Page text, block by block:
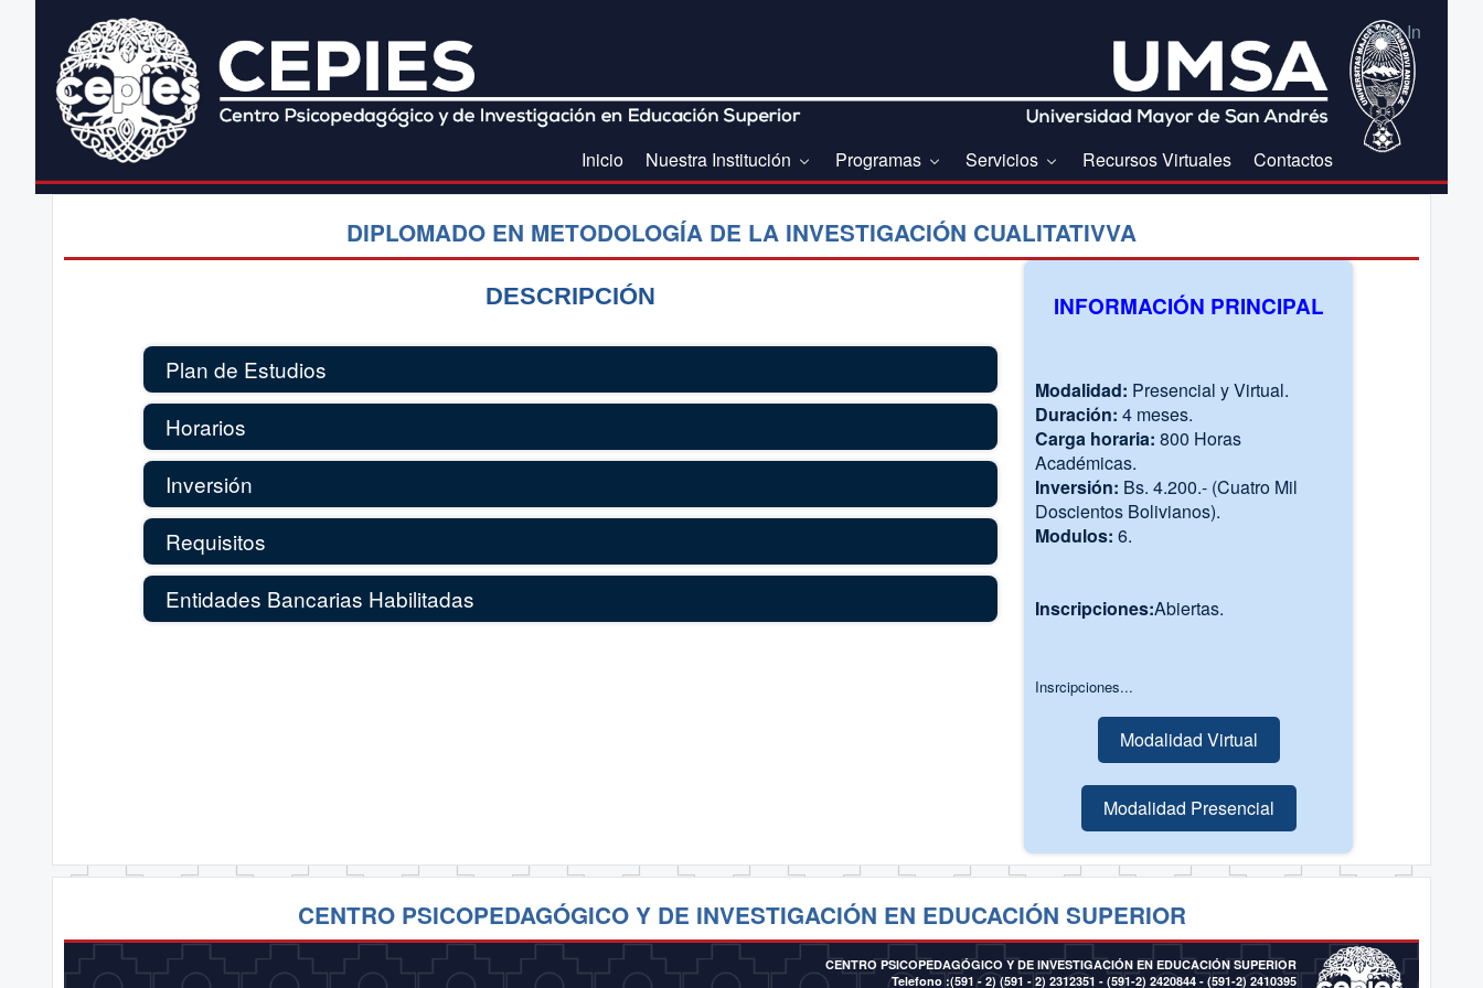
Sign In
Inicio Nuestra Institución Programas Servicios Recursos Virtuales Contactos
DIPLOMADO EN METODOLOGÍA DE LA INVESTIGACIÓN CUALITATIVVA
DESCRIPCIÓN
Plan de Estudios
Horarios
Inversión
Requisitos
Entidades Bancarias Habilitadas
INFORMACIÓN PRINCIPAL
Modalidad: Presencial y Virtual.
Duración: 4 meses.
Carga horaria: 800 Horas
Académicas.
Inversión: Bs. 4.200.- (Cuatro Mil
Doscientos Bolivianos).
Modulos: 6.
Inscripciones:Abiertas.
Insrcipciones...
Modalidad Virtual
Modalidad Presencial
CENTRO PSICOPEDAGÓGICO Y DE INVESTIGACIÓN EN EDUCACIÓN SUPERIOR
CENTRO PSICOPEDAGÓGICO Y DE INVESTIGACIÓN EN EDUCACIÓN SUPERIOR
Telefono :(591 - 2)(591 - 2) 2312351 - (591-2) 2420844 - (591-2) 2410395